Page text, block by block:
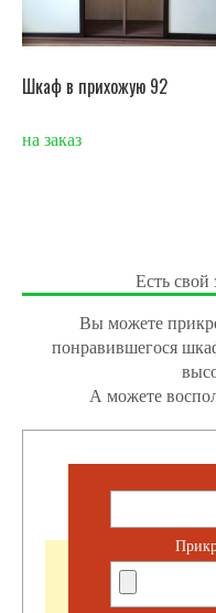
Шкаф в прихожую 92
на заказ
Есть свой
Вы можете
понравившегося
А можете